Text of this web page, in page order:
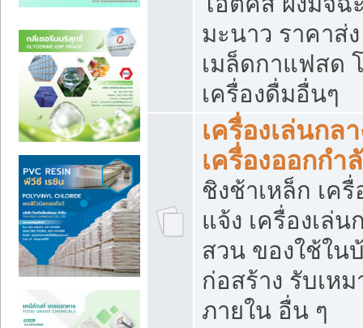
มะนาว ราคาส่
เมล็ดกาแฟสด
เครื่องดื่มอื่นๆ
เครื่องเล่นกล
เครื่องออกกำ
ชิงช้าเหล็ก เค
แจ้ง เครื่องเล่น
สวน ของใช้ใน
ก่อสร้าง รับเห
ภายใน อื่น ๆ